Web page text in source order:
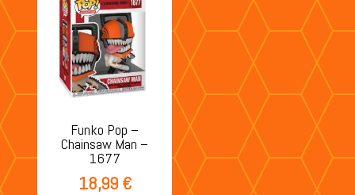
Funko Pop –
Chainsaw Man –
1677
18,99 €